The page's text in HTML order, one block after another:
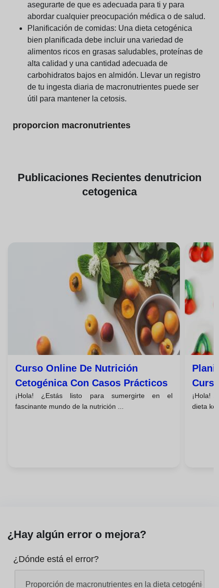
asegurarte de que es adecuada para ti y para
abordar cualquier preocupación médica o de salud.
Planificación de comidas: Una dieta cetogénica
bien planificada debe incluir una variedad de
alimentos ricos en grasas saludables, proteínas de
alta calidad y una cantidad adecuada de
carbohidratos bajos en almidón. Llevar un registro
de tu ingesta diaria de macronutrientes puede ser
útil para mantener la cetosis.
proporcion macronutrientes
Publicaciones Recientes denutricion
cetogenica
Curso Online De Nutrición
Cetogénica Con Casos Prácticos
¡Hola! ¿Estás listo para sumergirte en el
fascinante mundo de la nutrición ...
¡Hola!
dieta
¿Hay algún error o mejora?
¿Dónde está el error?